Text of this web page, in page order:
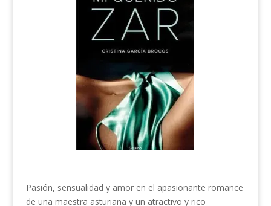
Pasión, sensualidad y amor en el apasionante romance
de una maestra asturiana y un atractivo y rico